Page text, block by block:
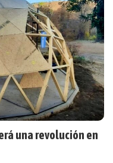
una revolución en